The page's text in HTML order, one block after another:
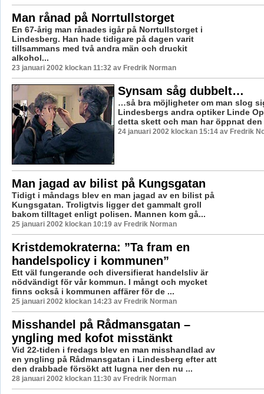
Man rånad på Norrtullstorget
En 67-årig man rånades igår på Norrtullstorget i
Lindesberg. Han hade tidigare på dagen varit
tillsammans med två andra män och druckit
alkohol...
23 januari 2002 klockan 11:32 av Fredrik Norman
Synsam såg dubbelt…
…så bra möjligheter om man slog
Lindesbergs andra optiker Linde
detta skett och man har öppnat
24 januari 2002 klockan 15:14 av Fredrik
Man jagad av bilist på Kungsgatan
Tidigt i måndags blev en man jagad av en bilist på
Kungsgatan. Troligtvis ligger det gammalt groll
bakom tilltaget enligt polisen. Mannen kom gå...
25 januari 2002 klockan 10:19 av Fredrik Norman
Kristdemokraterna: ”Ta fram en
handelspolicy i kommunen”
Ett väl fungerande och diversifierat handelsliv är
nödvändigt för vår kommun. I mångt och mycket
finns också i kommunen affärer för de ...
25 januari 2002 klockan 14:23 av Fredrik Norman
Misshandel på Rådmansgatan –
yngling med kofot misstänkt
Vid 22-tiden i fredags blev en man misshandlad av
en yngling på Rådmansgatan i Lindesberg efter att
den drabbade försökt att lugna ner den nu ...
28 januari 2002 klockan 11:30 av Fredrik Norman